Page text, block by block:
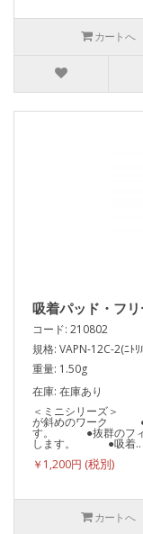
カートへ
吸着パッド・フ
コード: 210802
規格: VAPN-12C-2(ﾆﾄﾘ
重量: 1.50g
在庫: 在庫あり
＜ミニシリー
が斜めのワーク ●耐
す。 ●抜群のフィッ
します。 ●吸着..
￥1,200円
カートへ